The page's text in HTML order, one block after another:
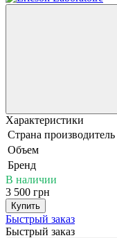
Характеристики
Страна производитель
Объем
Бренд
В наличии
3 500 грн
Купить
Быстрый заказ
Быстрый заказ